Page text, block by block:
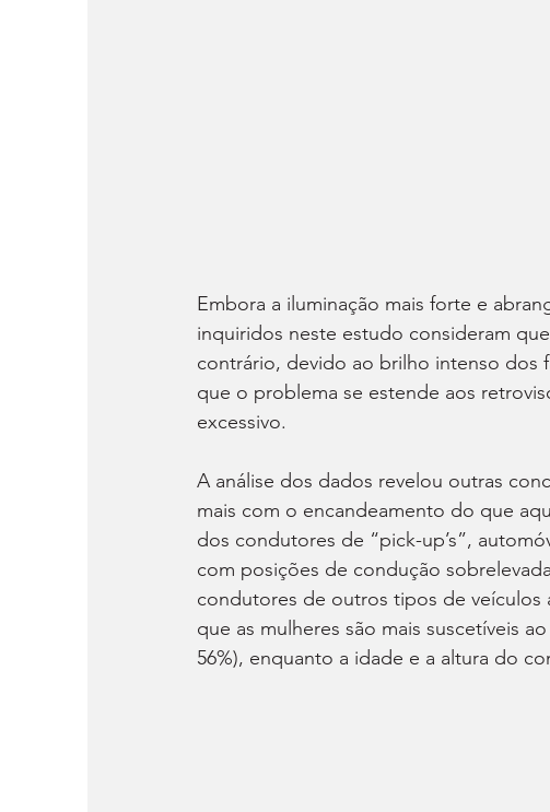
Embora a iluminação mais forte e
inquiridos neste estudo consideram
contrário, devido ao brilho intenso dos
que o problema se estende aos
excessivo.
A análise dos dados revelou outras
mais com o encandeamento do que
dos condutores de “pick-up’s”,
com posições de condução
condutores de outros tipos de veículos
que as mulheres são mais suscetíveis
56%), enquanto a idade e a altura do